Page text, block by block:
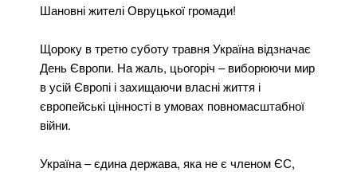
Шановні жителі Овруцької громади!
Щороку в третю суботу травня Україна відзначає
День Європи. На жаль, цьогоріч – виборюючи мир
в усій Європі і захищаючи власні життя і
європейські цінності в умовах повномасштабної
війни.
Україна – єдина держава, яка не є членом ЄС,